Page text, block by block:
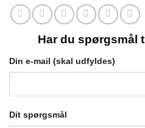
Har du spørgsmål
Din e-mail (skal udfyldes)
Dit spørgsmål